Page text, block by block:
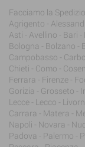
Facciamo la
Agrigento -
Asti - Avellino - Bari
Bologna - Bolzano -
Campobasso -
Chieti - Como -
Ferrara - Firenze -
Gorizia - Grosseto -
Lecce - Lecco -
Carrara - Matera -
Napoli - Novara -
Padova - Palermo -